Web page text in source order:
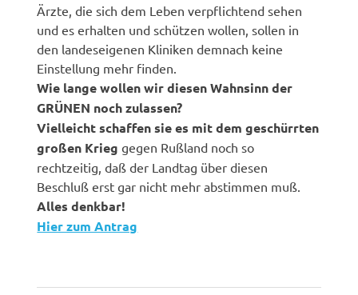
Ärzte, die sich dem Leben verpflichtend sehen
und es erhalten und schützen wollen, sollen in
den landeseigenen Kliniken demnach keine
Einstellung mehr finden.
Wie lange wollen wir diesen Wahnsinn der
GRÜNEN noch zulassen?
Vielleicht schaffen sie es mit dem geschürrten
großen Krieg gegen Rußland noch so
rechtzeitig, daß der Landtag über diesen
Beschluß erst gar nicht mehr abstimmen muß.
Alles denkbar!
Hier zum Antrag